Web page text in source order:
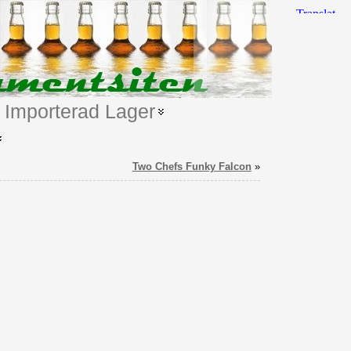
Importerad Lager
Two Chefs Funky Falcon »